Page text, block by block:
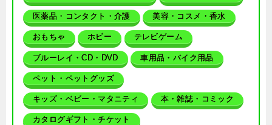
医薬品・コンタクト・介護 美容・コスメ・香水
おもちゃ ホビー テレビゲーム
ブルーレイ・CD・DVD 車用品・バイク用品
ペット・ペットグッズ
キッズ・ベビー・マタニティ 本・雑誌・コミック
カタログギフト・チケット